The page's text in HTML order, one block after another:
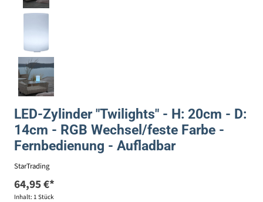
LED-Zylinder "Twilights" - H: 20cm - D:
14cm - RGB Wechsel/feste Farbe -
Fernbedienung - Aufladbar
StarTrading
64,95 €*
Inhalt: 1 Stück